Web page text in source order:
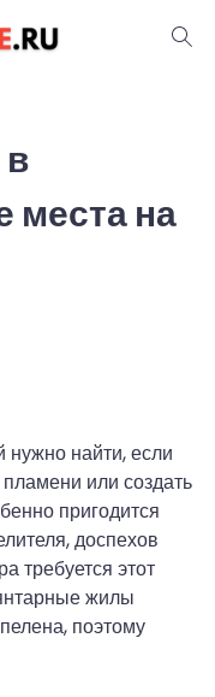
места на
найти, если
или создать
пригодится
доспехов
требуется этот
жилы
поэтому